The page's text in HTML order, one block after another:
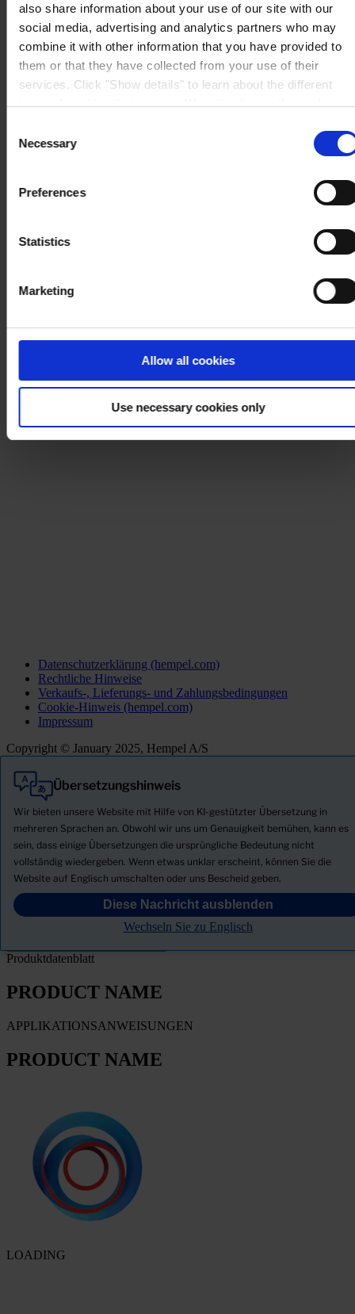
also share information about your use of our site with our
social media, advertising and analytics partners who may
combine it with other information that you have provided to
them or that they have collected from your use of their
services. Click "Show details" to learn about the different
types of cookies that we use. We will only use the cookies
cookies after having received your consent. You may
withdraw your consent at any time by using the link in our
. If you would like to know more how we
process your personal data, please visit our
Selection
Necessary
Preferences
Statistics
Marketing
Allow all cookies
Use necessary cookies only
Datenschutzerklärung (hempel.com)
Rechtliche Hinweise
Verkaufs-, Lieferungs- und Zahlungsbedingungen
Cookie-Hinweis (hempel.com)
Impressum
Copyright © January 2025, Hempel A/S
Übersetzungshinweis
Wir bieten unsere Website mit Hilfe von KI-gestützter Übersetzung in
mehreren Sprachen an. Obwohl wir uns um Genauigkeit bemühen, kann es
sein, dass einige Übersetzungen die ursprüngliche Bedeutung nicht
vollständig wiedergeben. Wenn etwas unklar erscheint, können Sie die
Website auf Englisch umschalten oder uns Bescheid geben.
Diese Nachricht ausblenden
Wechseln Sie zu Englisch
Alle
Produkte
Sicherheitsdatenblatt herunterladen
PRODUCT NAME
FILTER
Produktdatenblatt
PRODUCT NAME
APPLIKATIONSANWEISUNGEN
PRODUCT NAME
LOADING